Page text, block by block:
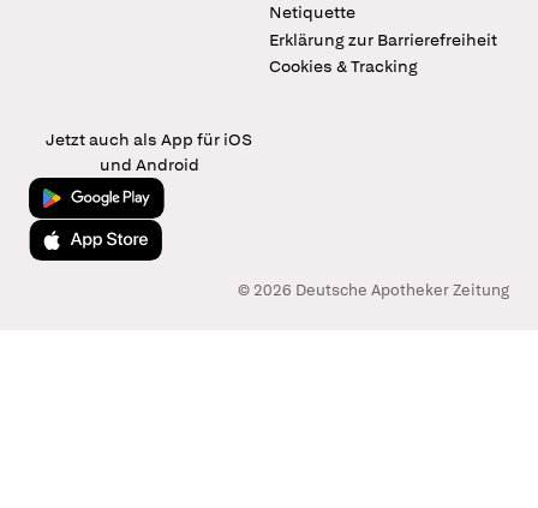
Netiquette
Erklärung zur Barrierefreiheit
Cookies & Tracking
Jetzt auch als App für iOS
und Android
Jetzt bei Google Play
Laden im App Store
© 2026 Deutsche Apotheker Zeitung